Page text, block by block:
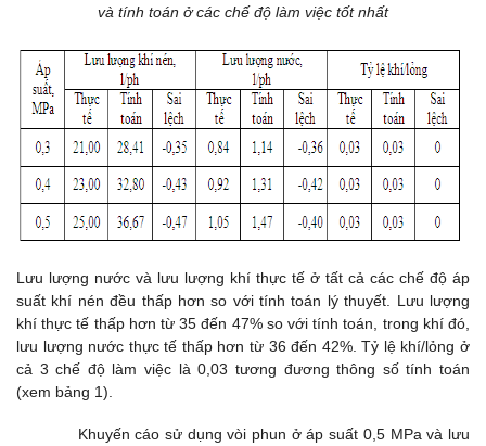
và tính toán ở các chế độ làm việc tốt nhất
Lưu lượng nước và lưu lượng khí thực tế ở tất cả các chế độ áp
suất khí nén đều thấp hơn so với tính toán lý thuyết. Lưu lượng
khí thực tế thấp hơn từ 35 đến 47% so với tính toán, trong khí đó,
lưu lượng nước thực tế thấp hơn từ 36 đến 42%. Tỷ lệ khí/lỏng ở
cả 3 chế độ làm việc là 0,03 tương đương thông số tính toán
(xem bảng 1).
Khuyến cáo sử dụng vòi phun ở áp suất 0,5 MPa và lưu